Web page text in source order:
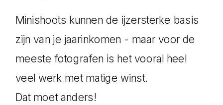
Minishoots kunnen de ijzersterke basis
zijn van je jaarinkomen - maar voor de
meeste fotografen is het vooral heel
veel werk met matige winst.
Dat moet anders!